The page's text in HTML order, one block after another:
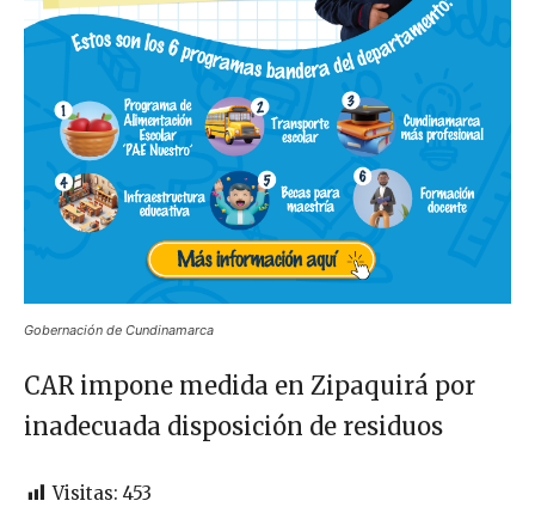
Gobernación de Cundinamarca
CAR impone medida en Zipaquirá por
inadecuada disposición de residuos
Visitas: 453